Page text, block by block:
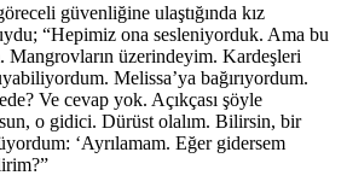
güvenliğine ulaştığında kız
“Hepimiz ona sesleniyorduk. Ama bu
Mangrovların üzerindeyim. Kardeşleri
Melissa’ya bağırıyordum.
Ve cevap yok. Açıkçası şöyle
o gidici. Dürüst olalım. Bilirsin, bir
‘Ayrılamam. Eğer gidersem